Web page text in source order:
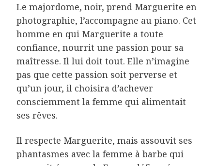
Le majordome, noir, prend Marguerite en
photographie, l’accompagne au piano. Cet
homme en qui Marguerite a toute
confiance, nourrit une passion pour sa
maîtresse. Il lui doit tout. Elle n’imagine
pas que cette passion soit perverse et
qu’un jour, il choisira d’achever
consciemment la femme qui alimentait
ses rêves.
Il respecte Marguerite, mais assouvit ses
phantasmes avec la femme à barbe qui